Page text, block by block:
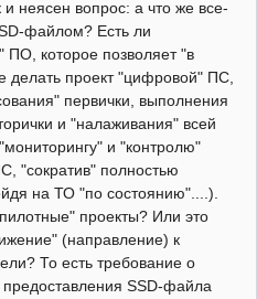
неясен вопрос: а что же все-
файлом? Есть ли
ПО, которое позволяет "в
делать проект "цифровой" ПС,
первички, выполнения
и "налаживания" всей
и "контролю"
"сократив" полностью
на ТО "по состоянию"....).
проекты? Или это
(направление) к
То есть требование о
SSD-файла